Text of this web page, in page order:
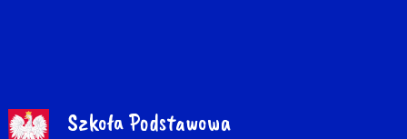
Szkoła Podstawowa